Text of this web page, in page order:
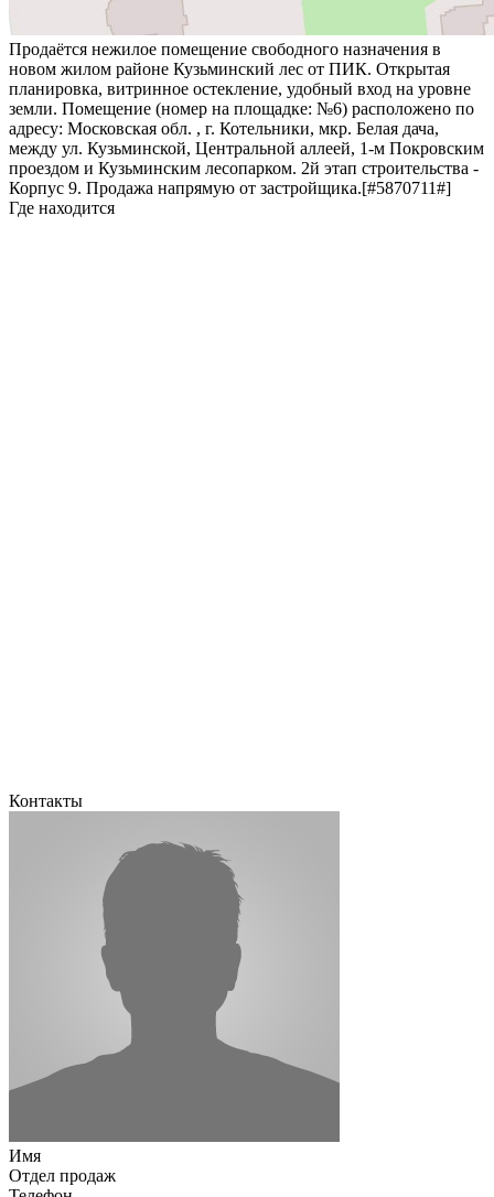
Продаётся нежилое помещение свободного назначения в
новом жилом районе Кузьминский лес от ПИК. Открытая
планировка, витринное остекление, удобный вход на уровне
земли. Помещение (номер на площадке: №6) расположено по
адресу: Московская обл. , г. Котельники, мкр. Белая дача,
между ул. Кузьминской, Центральной аллеей, 1-м Покровским
проездом и Кузьминским лесопарком. 2й этап строительства -
Корпус 9. Продажа напрямую от застройщика.[#5870711#]
Где находится
Контакты
Имя
Отдел продаж